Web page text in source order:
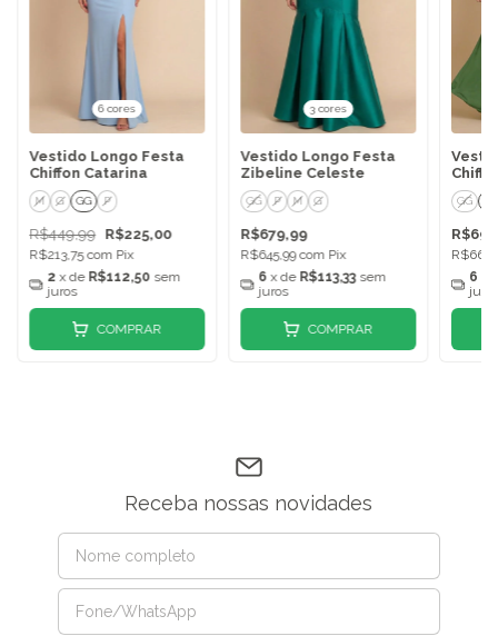
6 cores
Vestido Longo Festa
Chiffon Catarina
M G GG P
R$449,99 R$225,00
R$213,75com Pix
2 x de R$112,50 sem
juros
COMPRAR
3 cores
Vestido Longo Festa
Zibeline Celeste
GG P M G
R$679,99
R$645,99com Pix
6 x de R$113,33 sem
juros
COMPRAR
GG
6
Receba nossas novidades